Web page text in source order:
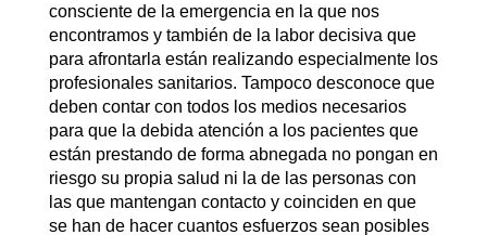
consciente de la emergencia en la que nos
encontramos y también de la labor decisiva que
para afrontarla están realizando especialmente los
profesionales sanitarios. Tampoco desconoce que
deben contar con todos los medios necesarios
para que la debida atención a los pacientes que
están prestando de forma abnegada no pongan en
riesgo su propia salud ni la de las personas con
las que mantengan contacto y coinciden en que
se han de hacer cuantos esfuerzos sean posibles